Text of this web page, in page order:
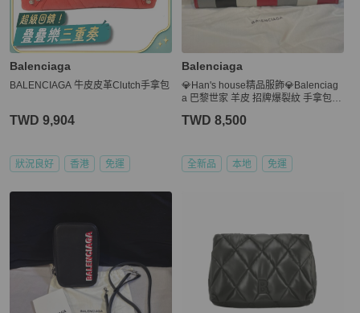
Balenciaga
BALENCIAGA 牛皮皮革Clutch手拿包
TWD 9,904
狀況良好 香港 免運
Balenciaga
💎Han's house精品服飾💎Balenciag
a 巴黎世家 羊皮 招牌爆裂紋 手拿包 3
TWD 8,500
全新品 本地 免運